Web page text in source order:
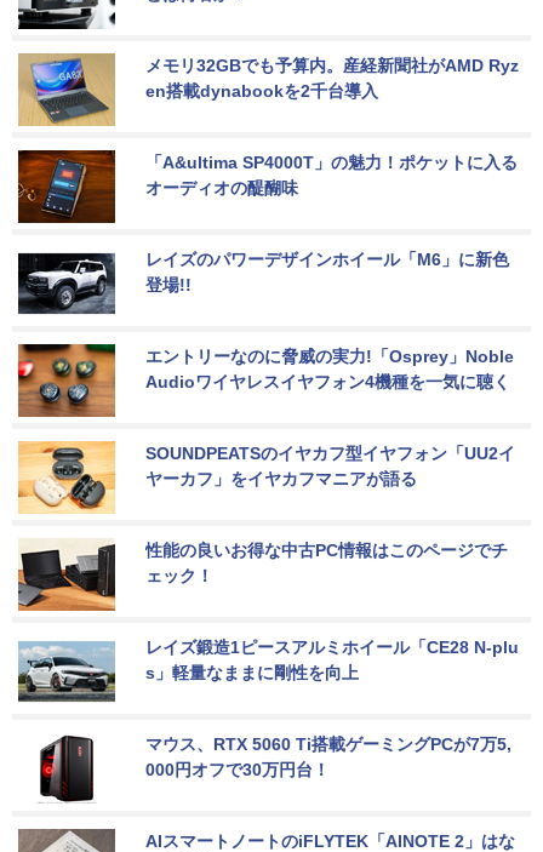
メモリ32GBでも予算内。産経新聞社がAMD Ryz
en搭載dynabookを2千台導入
「A&ultima SP4000T」の魅力！ポケットに入る
オーディオの醍醐味
レイズのパワーデザインホイール「M6」に新色
登場!!
エントリーなのに脅威の実力!「Osprey」Noble
Audioワイヤレスイヤフォン4機種を一気に聴く
SOUNDPEATSのイヤカフ型イヤフォン「UU2イ
ヤーカフ」をイヤカフマニアが語る
性能の良いお得な中古PC情報はこのページでチ
ェック！
レイズ鍛造1ピースアルミホイール「CE28 N-plu
s」軽量なままに剛性を向上
マウス、RTX 5060 Ti搭載ゲーミングPCが7万5,
000円オフで30万円台！
AIスマートノートのiFLYTEK「AINOTE 2」はな